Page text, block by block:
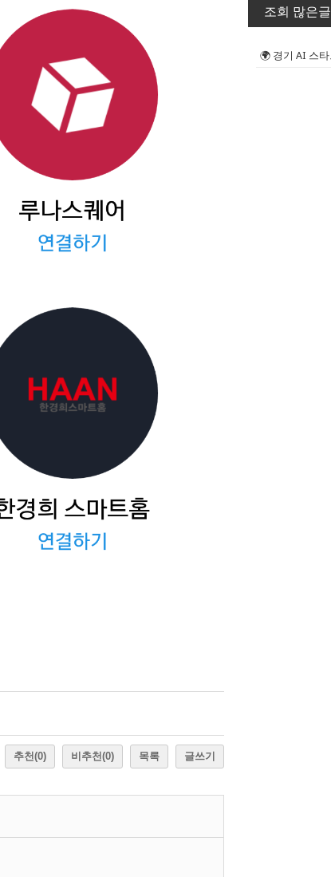
추천(0) 비추천(0) 목록 글쓰기
조회 많은글